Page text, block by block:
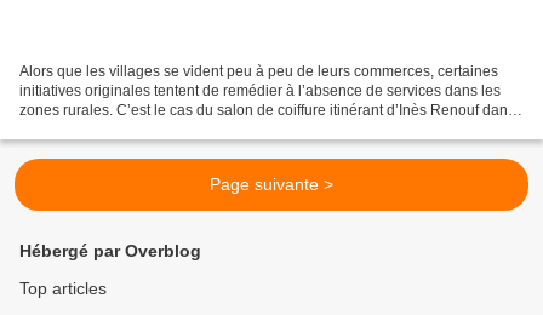
Alors que les villages se vident peu à peu de leurs commerces, certaines
initiatives originales tentent de remédier à l’absence de services dans les
zones rurales. C’est le cas du salon de coiffure itinérant d’Inès Renouf dans
Page suivante >
Hébergé par Overblog
Top articles